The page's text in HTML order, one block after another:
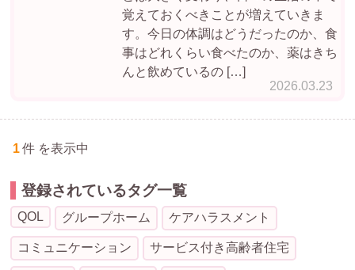
2026.03.23
覚えておくべきことが増えていきま
す。今日の体調はどうだったのか、食
事はどれくらい食べたのか、薬はきち
んと飲めているの […]
1 件 を表示中
登録されているタグ一覧
QOL グループホーム ケアハラスメント
コミュニケーション サービス付き高齢者住宅